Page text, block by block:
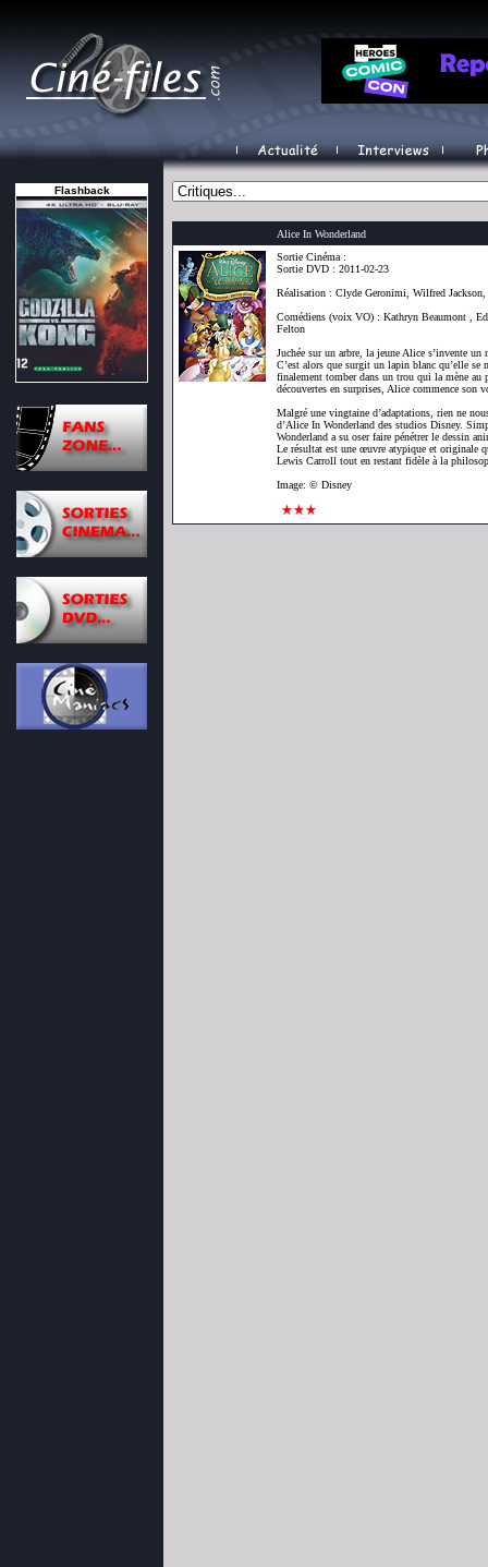
Flashback
Alice In Wonderland
Sortie Cinéma :
Sortie DVD : 2011-02-23
Réalisation : Clyde Geronimi, Wilfred
Comédiens (voix VO) : Kathryn Beaumont ,
Felton
Juchée sur un arbre, la jeune Alice s’invente
C’est alors que surgit un lapin blanc qu’elle se
finalement tomber dans un trou qui la mène
découvertes en surprises, Alice commence son
Malgré une vingtaine d’adaptations, rien ne
d’Alice In Wonderland des studios Disney.
Wonderland a su oser faire pénétrer le dessin
Le résultat est une œuvre atypique et originale
Lewis Carroll tout en restant fidèle à la
Image: © Disney